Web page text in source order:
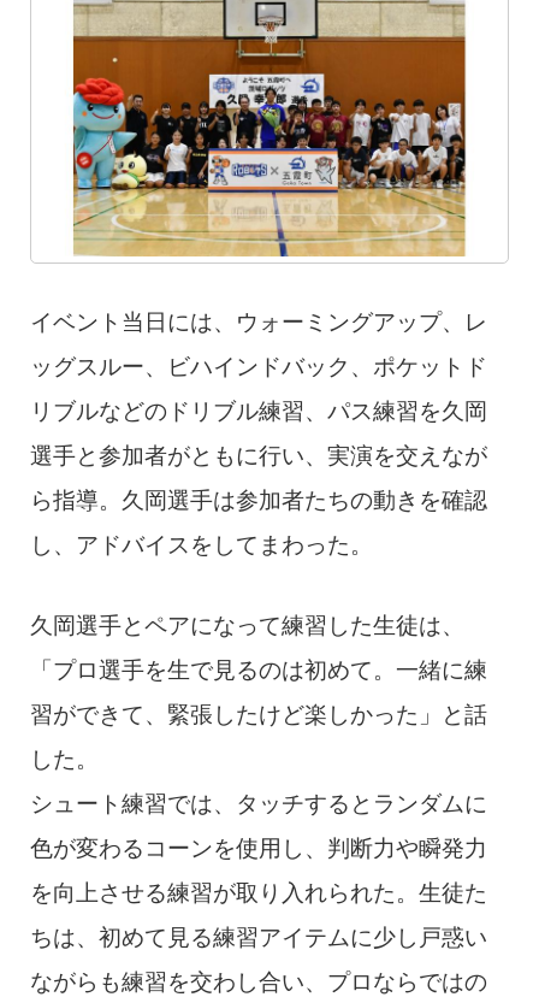
イベント当日には、ウォーミングアップ、レ
ッグスルー、ビハインドバック、ポケットド
リブルなどのドリブル練習、パス練習を久岡
選手と参加者がともに行い、実演を交えなが
ら指導。久岡選手は参加者たちの動きを確認
し、アドバイスをしてまわった。
久岡選手とペアになって練習した生徒は、
「プロ選手を生で見るのは初めて。一緒に練
習ができて、緊張したけど楽しかった」と話
した。
シュート練習では、タッチするとランダムに
色が変わるコーンを使用し、判断力や瞬発力
を向上させる練習が取り入れられた。生徒た
ちは、初めて見る練習アイテムに少し戸惑い
ながらも練習を交わし合い、プロならではの